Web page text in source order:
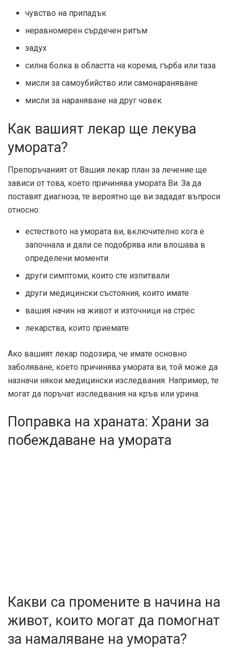
чувство на припадък
неравномерен сърдечен ритъм
задух
силна болка в областта на корема, гърба или таза
мисли за самоубийство или самонараняване
мисли за нараняване на друг човек
Как вашият лекар ще лекува
умората?
Препоръчаният от Вашия лекар план за лечение ще
зависи от това, което причинява умората Ви. За да
поставят диагноза, те вероятно ще ви зададат въпроси
относно:
естеството на умората ви, включително кога е
започнала и дали се подобрява или влошава в
определени моменти
други симптоми, които сте изпитвали
други медицински състояния, които имате
вашия начин на живот и източници на стрес
лекарства, които приемате
Ако вашият лекар подозира, че имате основно
заболяване, което причинява умората ви, той може да
назначи някои медицински изследвания. Например, те
могат да поръчат изследвания на кръв или урина.
Поправка на храната: Храни за
побеждаване на умората
Какви са промените в начина на
живот, които могат да помогнат
за намаляване на умората?